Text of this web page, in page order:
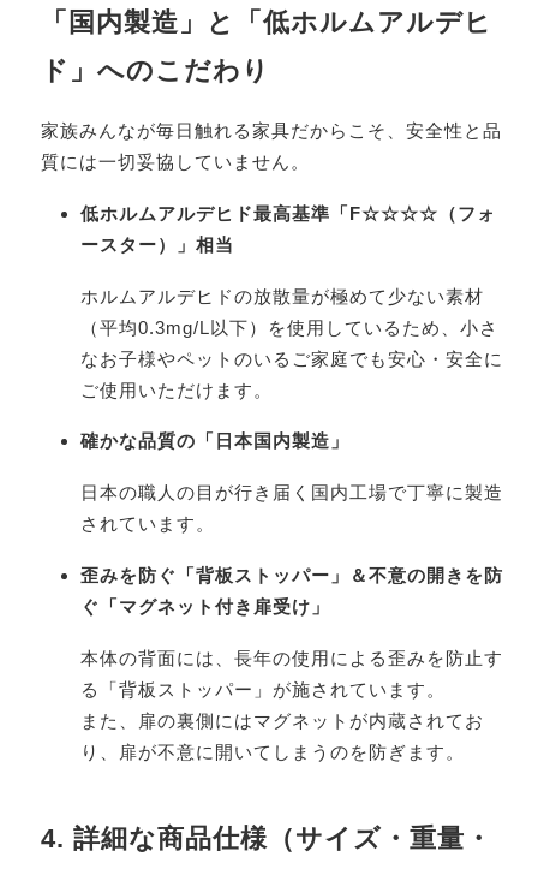
「国内製造」と「低ホルムアルデヒ
ド」へのこだわり
家族みんなが毎日触れる家具だからこそ、安全性と品
質には一切妥協していません。
低ホルムアルデヒド最高基準「F☆☆☆☆（フォ
ースター）」相当
ホルムアルデヒドの放散量が極めて少ない素材
（平均0.3mg/L以下）を使用しているため、小さ
なお子様やペットのいるご家庭でも安心・安全に
ご使用いただけます。
確かな品質の「日本国内製造」
日本の職人の目が行き届く国内工場で丁寧に製造
されています。
歪みを防ぐ「背板ストッパー」＆不意の開きを防
ぐ「マグネット付き扉受け」
本体の背面には、長年の使用による歪みを防止す
る「背板ストッパー」が施されています。
また、扉の裏側にはマグネットが内蔵されてお
り、扉が不意に開いてしまうのを防ぎます。
4. 詳細な商品仕様（サイズ・重量・